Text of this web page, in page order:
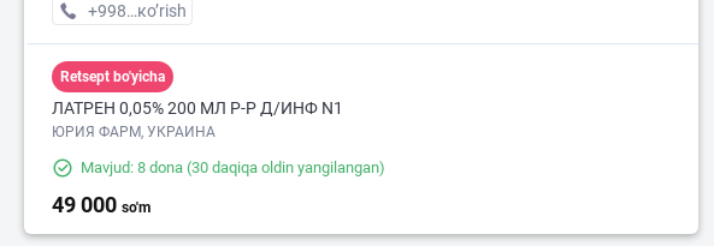
+998 (71) XXX-XX-XX
кo’rish
Retsept bo'yicha
ЛАТРЕН 0,05% 200 МЛ Р-Р Д/ИНФ N1
ЮРИЯ ФАРМ, УКРАИНА
Mavjud: 8 dona (30 daqiqa oldin yangilangan)
49 000 so'm